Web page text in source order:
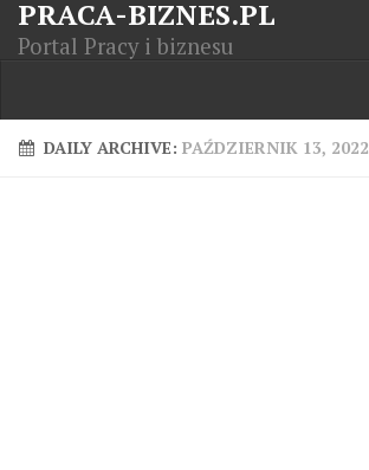
PRACA-BIZNES.PL
Portal Pracy i biznesu
Praca w kraju
DAILY ARCHIVE: PAŹDZIERNIK 13, 2022